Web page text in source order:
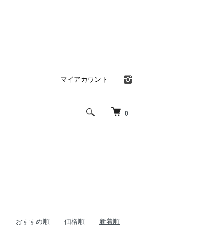
0
マイアカウント
おすすめ順 価格順 新着順